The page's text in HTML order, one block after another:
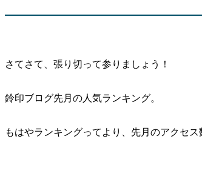
さてさて、張り切って参りましょう！
鈴印ブログ先月の人気ランキング。
もはやランキングってより、先月のアクセ